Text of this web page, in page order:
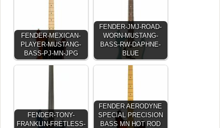
FENDER-MEXICAN-
PLAYER-MUSTANG-
BASS-PJ-MN-JPG
FENDER-JMJ-ROAD-
WORN-MUSTANG-
BASS-RW-DAPHNE-
BLUE
FENDER-TONY-
FRANKLIN-FRETLESS-
FENDER AERODYNE
SPECIAL PRECISION
BASS MN HOT ROD